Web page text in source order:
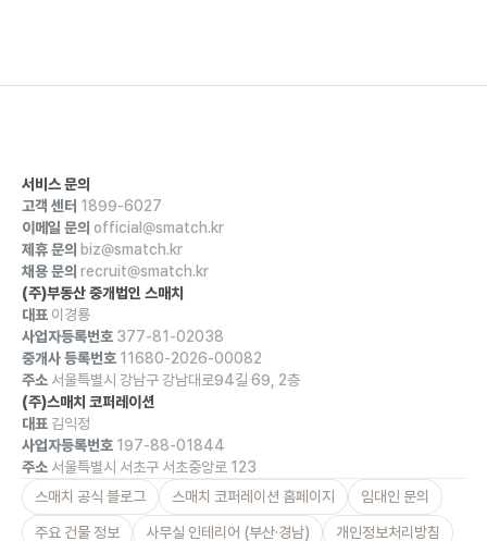
서비스 문의
고객 센터 1899-6027
이메일 문의 official@smatch.kr
제휴 문의 biz@smatch.kr
채용 문의 recruit@smatch.kr
(주)부동산 중개법인 스매치
대표 이경룡
사업자등록번호 377-81-02038
중개사 등록번호 11680-2026-00082
주소 서울특별시 강남구 강남대로94길 69, 2층
(주)스매치 코퍼레이션
대표 김익정
사업자등록번호 197-88-01844
주소 서울특별시 서초구 서초중앙로 123
스매치 공식 블로그
스매치 코퍼레이션 홈페이지 임대인 문의
주요 건물 정보 사무실 인테리어 (부산·경남) 개인정보처리방침